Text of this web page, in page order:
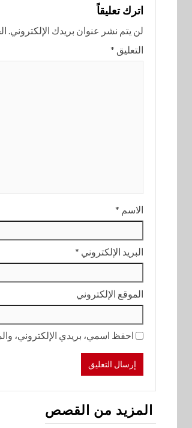
اترك تعليقاً
لن يتم نشر عنوان بريدك الإلكتروني.
التعليق *
الاسم *
البريد الإلكتروني *
الموقع الإلكتروني
احفظ اسمي، بريدي الإلكتروني،
المزيد من القصص